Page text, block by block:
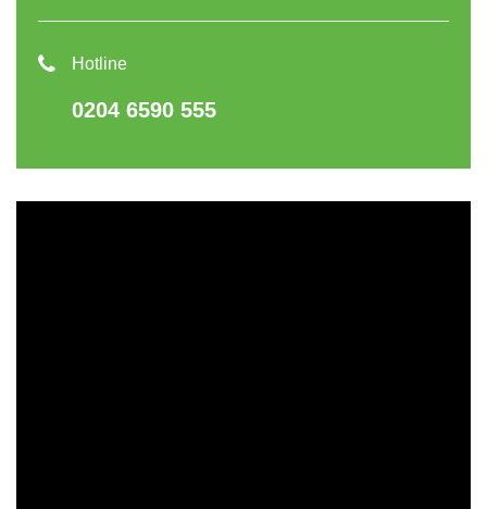
Hotline
0204 6590 555